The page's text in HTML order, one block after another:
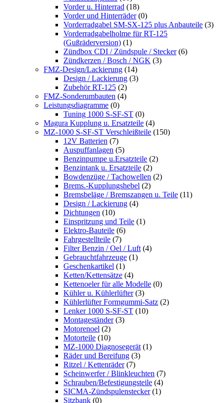
Vorder u. Hinterrad (18)
Vorder und Hinterräder (0)
Vorderradgabel SM-SX-125 plus Anbauteile (3)
Vorderradgabelholme für RT-125
(Gußräderversion) (1)
Zündbox CDI / Zündspule / Stecker (6)
Zündkerzen / Bosch / NGK (3)
FMZ-Design/Lackierung (14)
Design / Lackierung (3)
Zubehör RT-125 (2)
FMZ-Sonderumbauten (4)
Leistungsdiagramme (0)
Tuning 1000 S-SF-ST (0)
Magura Kupplung u. Ersatzteile (4)
MZ-1000 S-SF-ST Verschleißteile (150)
12V Batterien (7)
Auspuffanlagen (5)
Benzinpumpe u.Ersatzteile (2)
Benzintank u. Ersatzteile (2)
Bowdenzüge / Tachowellen (2)
Brems.-Kupplungshebel (2)
Bremsbeläge / Bremszangen u. Teile (11)
Design / Lackierung (4)
Dichtungen (10)
Einspritzung und Teile (1)
Elektro-Bauteile (6)
Fahrgestellteile (7)
Filter Benzin / Oel / Luft (4)
Gebrauchtfahrzeuge (1)
Geschenkartikel (1)
Ketten/Kettensätze (4)
Kettenoeler für alle Modelle (0)
Kühler u. Kühlerlüfter (3)
Kühlerlüfter Formgummi-Satz (2)
Lenker 1000 S-SF-ST (10)
Montageständer (3)
Motorenoel (2)
Motorteile (10)
MZ-1000 Diagnosegerät (1)
Räder und Bereifung (3)
Ritzel / Kettenräder (7)
Scheinwerfer / Blinkleuchten (7)
Schrauben/Befestigungsteile (4)
SICMA-Zündspulenstecker (1)
Sitzbank (0)